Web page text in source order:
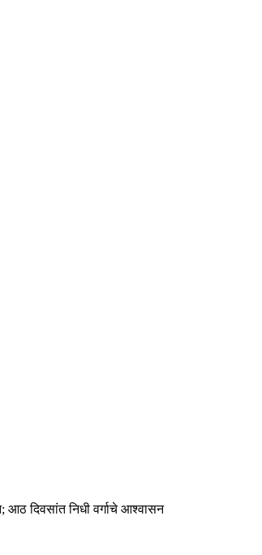
आठ दिवसांत निधी वर्गाचे आश्वासन